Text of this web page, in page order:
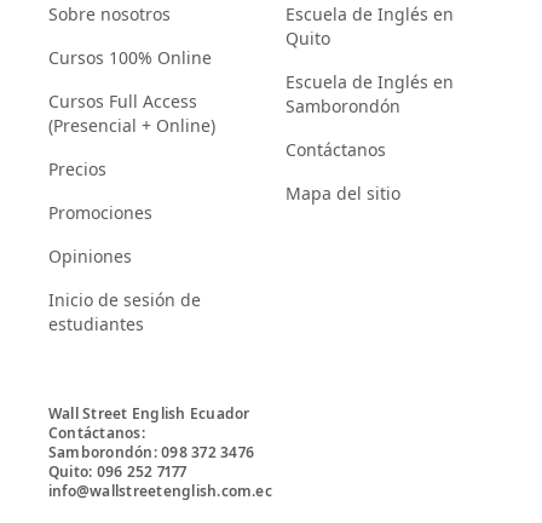
Sobre nosotros
Cursos 100% Online
Cursos Full Access
(Presencial + Online)
Precios
Promociones
Opiniones
Inicio de sesión de
estudiantes
Escuela de Inglés en
Quito
Escuela de Inglés en
Samborondón
Contáctanos
Mapa del sitio
Wall Street English Ecuador
Contáctanos:
Samborondón: 098 372 3476
Quito: 096 252 7177
info@wallstreetenglish.com.ec